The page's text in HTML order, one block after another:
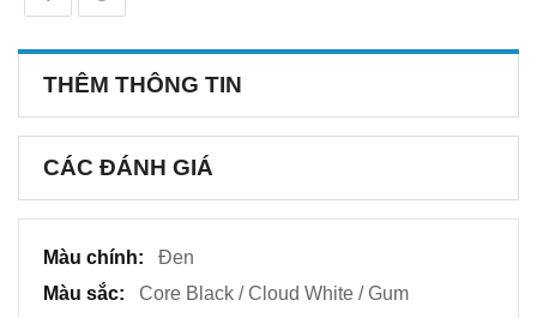
THÊM THÔNG TIN
CÁC ĐÁNH GIÁ
Thêm
thông
Đen
Core Black / Cloud White / Gum